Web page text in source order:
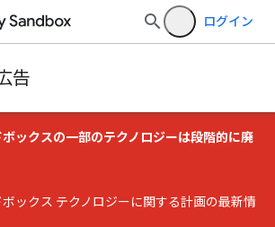
ログイン
告
ックスの一部のテクノロジーは段階的に廃
ックス テクノロジーに関する計画の最新情